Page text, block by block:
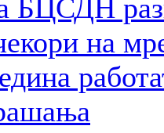
БЦСДН
на